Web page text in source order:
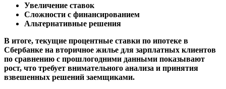
Увеличение ставок
Сложности с финансированием
Альтернативные решения
В итоге, текущие процентные ставки по ипотеке в
Сбербанке на вторичное жилье для зарплатных клиентов
по сравнению с прошлогодними данными показывают
рост, что требует внимательного анализа и принятия
взвешенных решений заемщиками.